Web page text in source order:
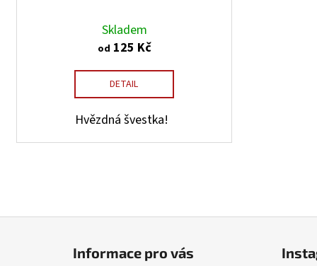
Skladem
od 125 Kč
DETAIL
Hvězdná švestka!
Informace pro vás